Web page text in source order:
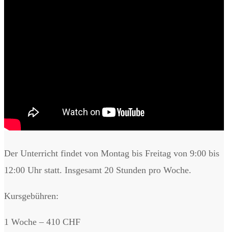
Der Unterricht findet von Montag bis Freitag von 9:00 bis
12:00 Uhr statt. Insgesamt 20 Stunden pro Woche.
Kursgebühren:
1 Woche – 410 CHF